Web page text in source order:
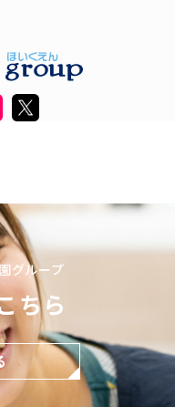
グループ
ちら